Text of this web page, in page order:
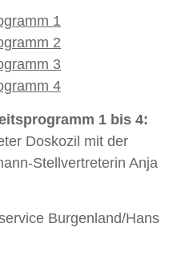
1
2
3
4
1 bis 4:
Doskozil mit der
Stellvertreterin Anja
Burgenland/Hans